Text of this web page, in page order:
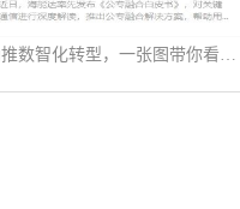
助推数智化转型，一张图带你看懂《公专融合白皮书》